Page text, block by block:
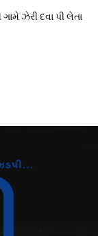
ઝેરી દવા પી લેતા